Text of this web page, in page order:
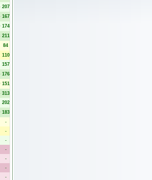
207
167
174
211
84
110
157
176
151
313
202
183
-
-
-
-
-
-
-